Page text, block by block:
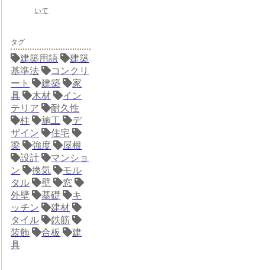
いて
タグ
建築用語
建築
基準法
コンクリ
ート
建築
家
具
木材
イン
テリア
耐久性
柱
施工
デ
ザイン
住宅
梁
強度
屋根
設計
マンショ
ン
換気
モル
タル
壁
窓
外壁
基礎
キ
ッチン
建材
タイル
鉄筋
装飾
合板
建
具